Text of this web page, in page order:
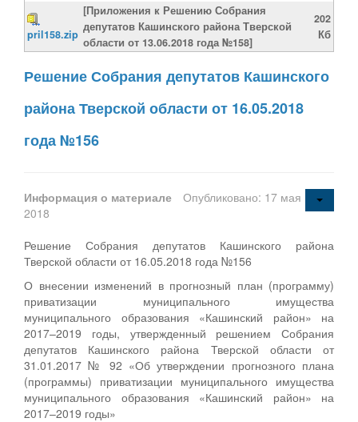
pril158.zip
[Приложения к Решению Собрания
депутатов Кашинского района Тверской
области от 13.06.2018 года №158]
202
Кб
Решение Собрания депутатов Кашинского
района Тверской области от 16.05.2018
года №156
Информация о материале
Опубликовано: 17 мая
2018
Решение Собрания депутатов Кашинского района
Тверской области от 16.05.2018 года №156
О внесении изменений в прогнозный план (программу)
приватизации муниципального имущества
муниципального образования «Кашинский район» на
2017–2019 годы, утвержденный решением Собрания
депутатов Кашинского района Тверской области от
31.01.2017 № 92 «Об утверждении прогнозного плана
(программы) приватизации муниципального имущества
муниципального образования «Кашинский район» на
2017–2019 годы»